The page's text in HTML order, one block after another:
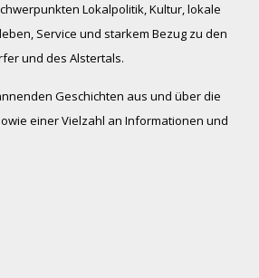
Lokalpolitik, Kultur, lokale
Service und starkem Bezug zu den
und des Alstertals.
Geschichten aus und über die
einer Vielzahl an Informationen und